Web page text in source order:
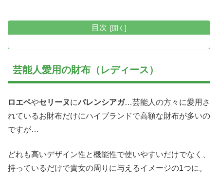
目次
芸能人愛用の財布（レディース）
ロエベやセリーヌにバレンシアガ…芸能人の方々に愛用さ
れているお財布だけにハイブランドで高額な財布が多いの
ですが…
どれも高いデザイン性と機能性で使いやすいだけでなく、
持っているだけで貴女の周りに与えるイメージの1つに。